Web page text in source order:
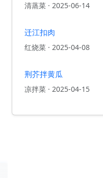
清蒸菜 · 2025-06-14
迁江扣肉
红烧菜 · 2025-04-08
荆芥拌黄瓜
凉拌菜 · 2025-04-15